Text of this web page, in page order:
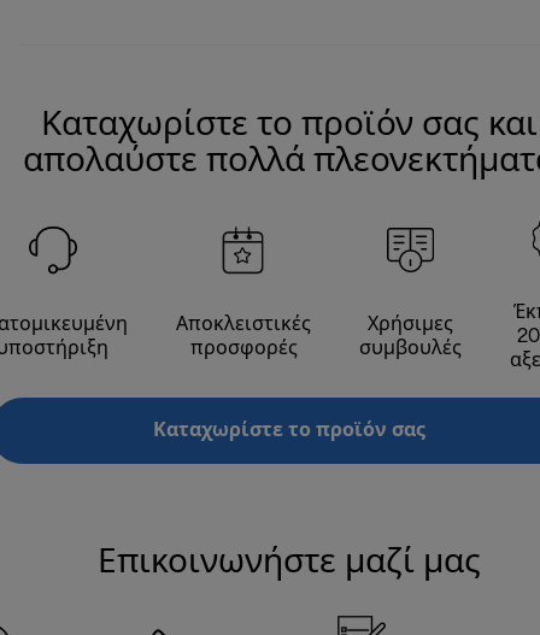
Καταχωρίστε το προϊόν σας και
απολαύστε πολλά
Αποκλειστικές
προσφορές
Χρήσιμες
συμβουλές
Καταχωρίστε το προϊόν σας
Επικοινωνήστε μαζί μας